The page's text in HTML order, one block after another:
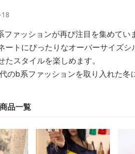
ァッションが再び注目を集めてい
ートにぴったりなオーバーサイズ
たスタイルを楽しめます。
のb系ファッションを取り入れた冬
品一覧